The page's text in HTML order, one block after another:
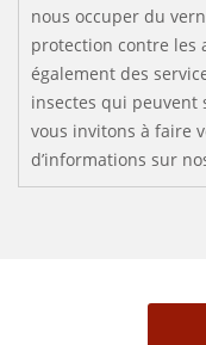
nous occuper du
protection contre les
également des
insectes qui peuvent
vous invitons à faire
d’informations sur